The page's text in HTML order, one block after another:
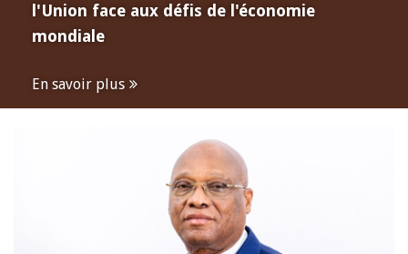
l'Union face aux défis de l'économie
mondiale
En savoir plus